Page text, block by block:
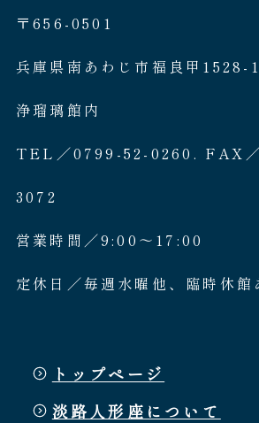
〒656-0501
兵庫県南あわじ市福良甲1528-
浄瑠璃館内
TEL／0799-52-0260. FAX
3072
営業時間／9:00〜17:00
定休日／毎週水曜他、臨時休館
トップページ
淡路人形座について